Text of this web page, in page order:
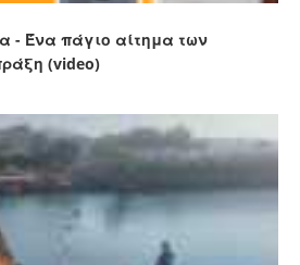
- Ένα πάγιο αίτημα των
(video)